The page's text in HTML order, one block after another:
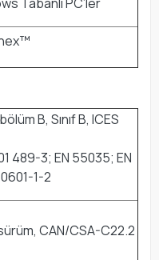
B, Sınıf B, ICES
489-3; EN 55035; EN
1-2
CAN/CSA-C22.2